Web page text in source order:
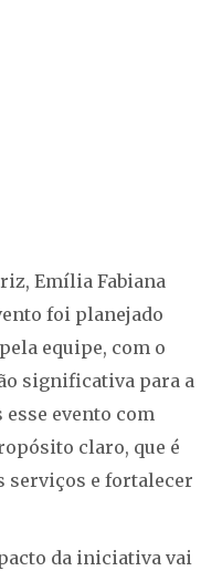
Emília Fabiana
foi planejado
equipe, com o
significativa para a
evento com
claro, que é
serviços e fortalecer
da iniciativa vai